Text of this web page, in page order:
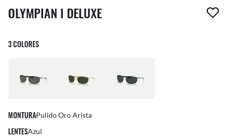
1 artículo ha sido eliminado a tu lista de deseos
OLYMPIAN I DELUXE
3 COLORES
MONTURAPulido Oro Arista
LENTESAzul